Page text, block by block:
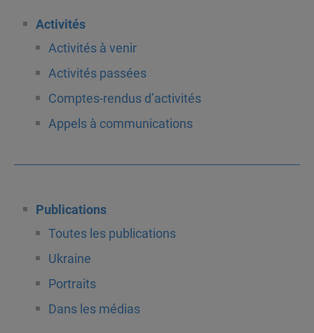
Activités
Activités à venir
Activités passées
Comptes-rendus d’activités
Appels à communications
Publications
Toutes les publications
Ukraine
Portraits
Dans les médias